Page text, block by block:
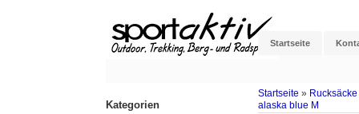
Startseite
Startseite »
alaska blue M
Kategorien